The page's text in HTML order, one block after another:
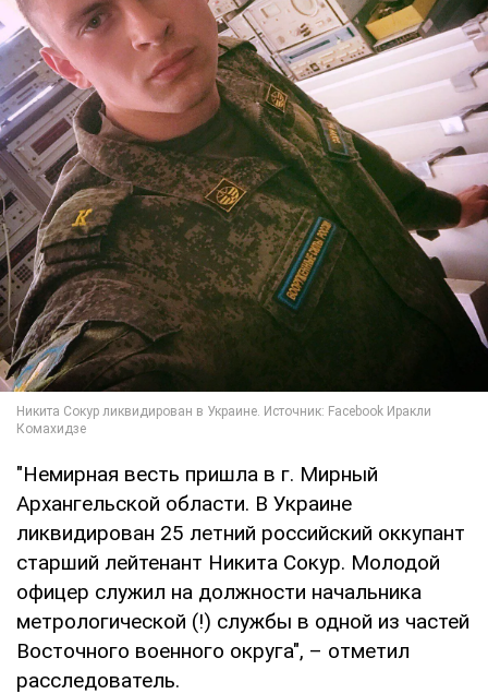
"Немирная весть пришла в г. Мирный
Архангельской области. В Украине
ликвидирован 25 летний российский оккупант
старший лейтенант Никита Сокур. Молодой
офицер служил на должности начальника
метрологической (!) службы в одной из частей
Восточного военного округа", – отметил
расследователь.